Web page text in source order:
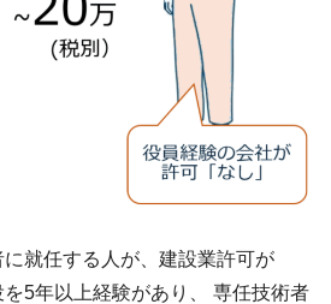
就任する人が、建設業許可が
を5年以上経験があり、 専任技術者